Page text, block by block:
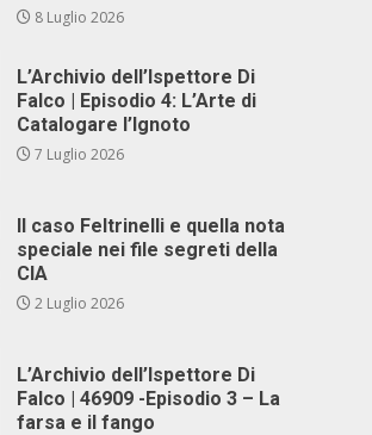
8 Luglio 2026
L’Archivio dell’Ispettore Di
Falco | Episodio 4: L’Arte di
Catalogare l’Ignoto
7 Luglio 2026
Il caso Feltrinelli e quella nota
speciale nei file segreti della
CIA
2 Luglio 2026
L’Archivio dell’Ispettore Di
Falco | 46909 -Episodio 3 – La
farsa e il fango